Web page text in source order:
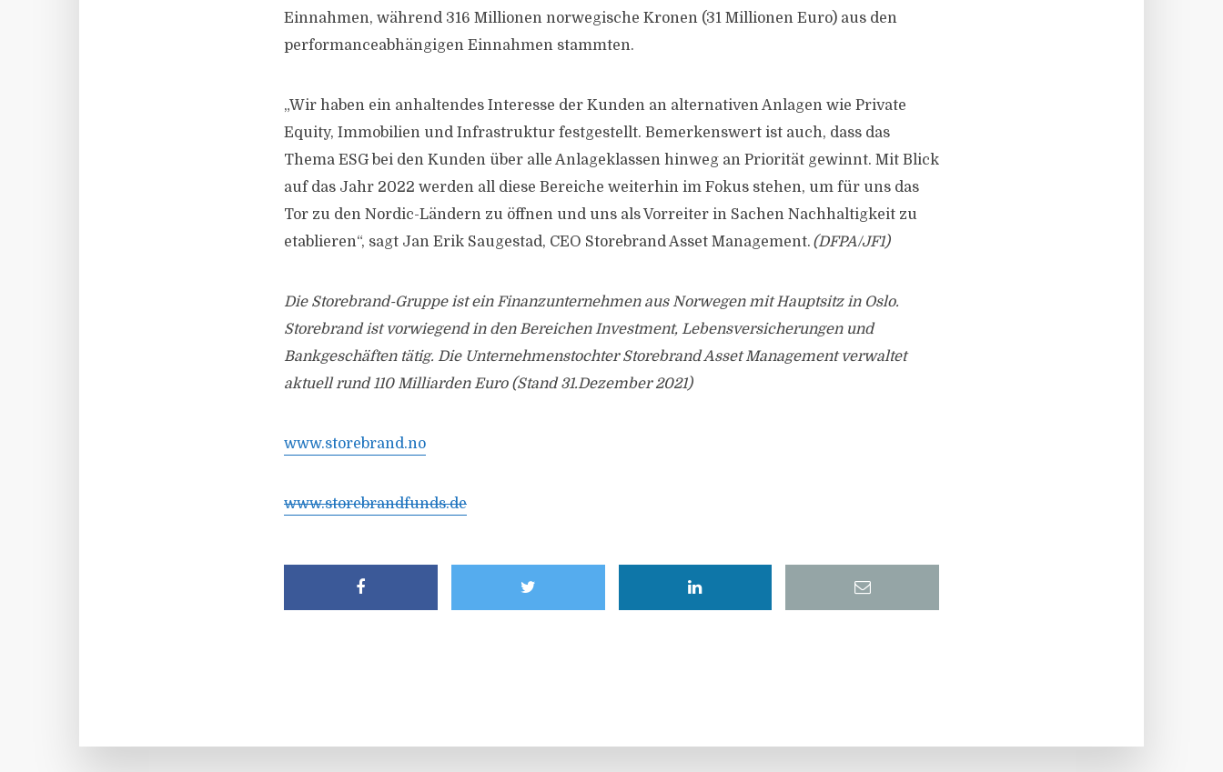
Einnahmen, während 316 Millionen norwegische Kronen (31 Millionen Euro) aus den
performanceabhängigen Einnahmen stammten.
„Wir haben ein anhaltendes Interesse der Kunden an alternativen Anlagen wie Private
Equity, Immobilien und Infrastruktur festgestellt. Bemerkenswert ist auch, dass das
Thema ESG bei den Kunden über alle Anlageklassen hinweg an Priorität gewinnt. Mit Blick
auf das Jahr 2022 werden all diese Bereiche weiterhin im Fokus stehen, um für uns das
Tor zu den Nordic-Ländern zu öffnen und uns als Vorreiter in Sachen Nachhaltigkeit zu
etablieren“, sagt Jan Erik Saugestad, CEO Storebrand Asset Management. (DFPA/JF1)
Die Storebrand-Gruppe ist ein Finanzunternehmen aus Norwegen mit Hauptsitz in Oslo.
Storebrand ist vorwiegend in den Bereichen Investment, Lebensversicherungen und
Bankgeschäften tätig. Die Unternehmenstochter Storebrand Asset Management verwaltet
aktuell rund 110 Milliarden Euro (Stand 31.Dezember 2021)
www.storebrand.no
www.storebrandfunds.de